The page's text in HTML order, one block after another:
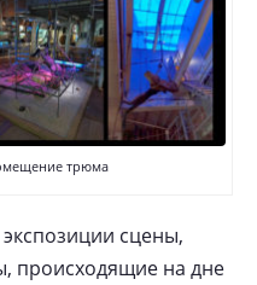
трюма
сцены,
происходящие на дне